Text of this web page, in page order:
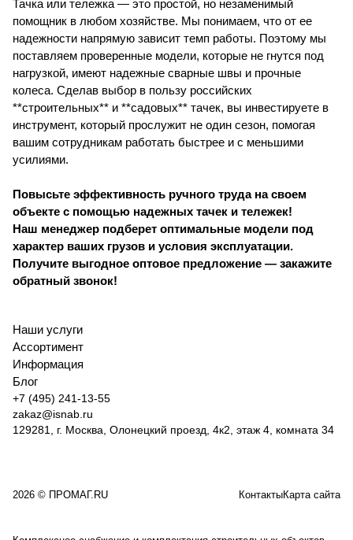
Тачка или тележка — это простой, но незаменимый
помощник в любом хозяйстве. Мы понимаем, что от ее
надежности напрямую зависит темп работы. Поэтому мы
поставляем проверенные модели, которые не гнутся под
нагрузкой, имеют надежные сварные швы и прочные
колеса. Сделав выбор в пользу российских
**строительных** и **садовых** тачек, вы инвестируете в
инструмент, который прослужит не один сезон, помогая
вашим сотрудникам работать быстрее и с меньшими
усилиями.
Повысьте эффективность ручного труда на своем
объекте с помощью надежных тачек и тележек!
Наш менеджер подберет оптимальные модели под
характер ваших грузов и условия эксплуатации.
Получите выгодное оптовое предложение — закажите
обратный звонок!
Наши услуги
Ассортимент
Информация
Блог
+7 (495) 241-13-55
zakaz@isnab.ru
129281, г. Москва, Олонецкий проезд, 4к2, этаж 4, комната 34
2026 © ПРОМАГ.RU КонтактыКарта сайта